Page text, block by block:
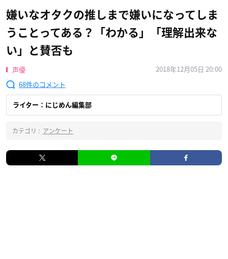
嫌いなオタクの推しまで嫌いになってしま
うことってある？「わかる」「理解出来な
い」と賛否も
声優
2018年12月05日 20:00
68
ライター：にじめん編集部
カテゴリ : アンケート